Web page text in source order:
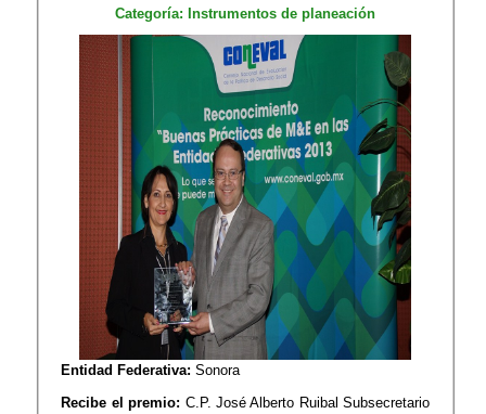
Categoría: Instrumentos de planeación
Entidad Federativa: Sonora
Recibe el premio: C.P. José Alberto Ruibal Subsecretario